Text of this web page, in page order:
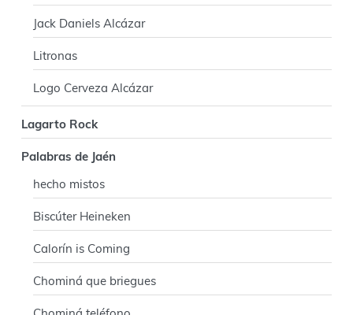
Jack Daniels Alcázar
Litronas
Logo Cerveza Alcázar
Lagarto Rock
Palabras de Jaén
hecho mistos
Biscúter Heineken
Calorín is Coming
Chominá que briegues